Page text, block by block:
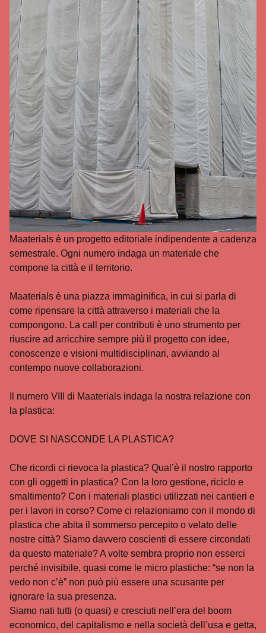
Maaterials è un progetto editoriale indipendente a cadenza
semestrale. Ogni numero indaga un materiale che
compone la città e il territorio.
Maaterials è una piazza immaginifica, in cui si parla di
come ripensare la città attraverso i materiali che la
compongono. La call per contributi è uno strumento per
riuscire ad arricchire sempre più il progetto con idee,
conoscenze e visioni multidisciplinari, avviando al
contempo nuove collaborazioni.
Il numero VIII di Maaterials indaga la nostra relazione con
la plastica:
DOVE SI NASCONDE LA PLASTICA?
Che ricordi ci rievoca la plastica? Qual’è il nostro rapporto
con gli oggetti in plastica? Con la loro gestione, riciclo e
smaltimento? Con i materiali plastici utilizzati nei cantieri e
per i lavori in corso? Come ci relazioniamo con il mondo di
plastica che abita il sommerso percepito o velato delle
nostre città? Siamo davvero coscienti di essere circondati
da questo materiale? A volte sembra proprio non esserci
perché invisibile, quasi come le micro plastiche: “se non la
vedo non c’è” non può più essere una scusante per
ignorare la sua presenza.
Siamo nati tutti (o quasi) e cresciuti nell’era del boom
economico, del capitalismo e nella società dell’usa e getta,